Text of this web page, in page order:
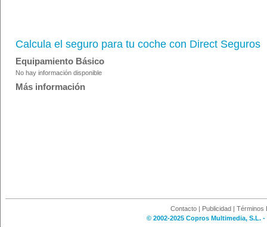
Calcula el seguro para tu coche con Direct Seguros
Equipamiento Básico
No hay información disponible
Más información
Contacto | Publicidad | Términos
© 2002-2025 Copros Multimedia, S.L.